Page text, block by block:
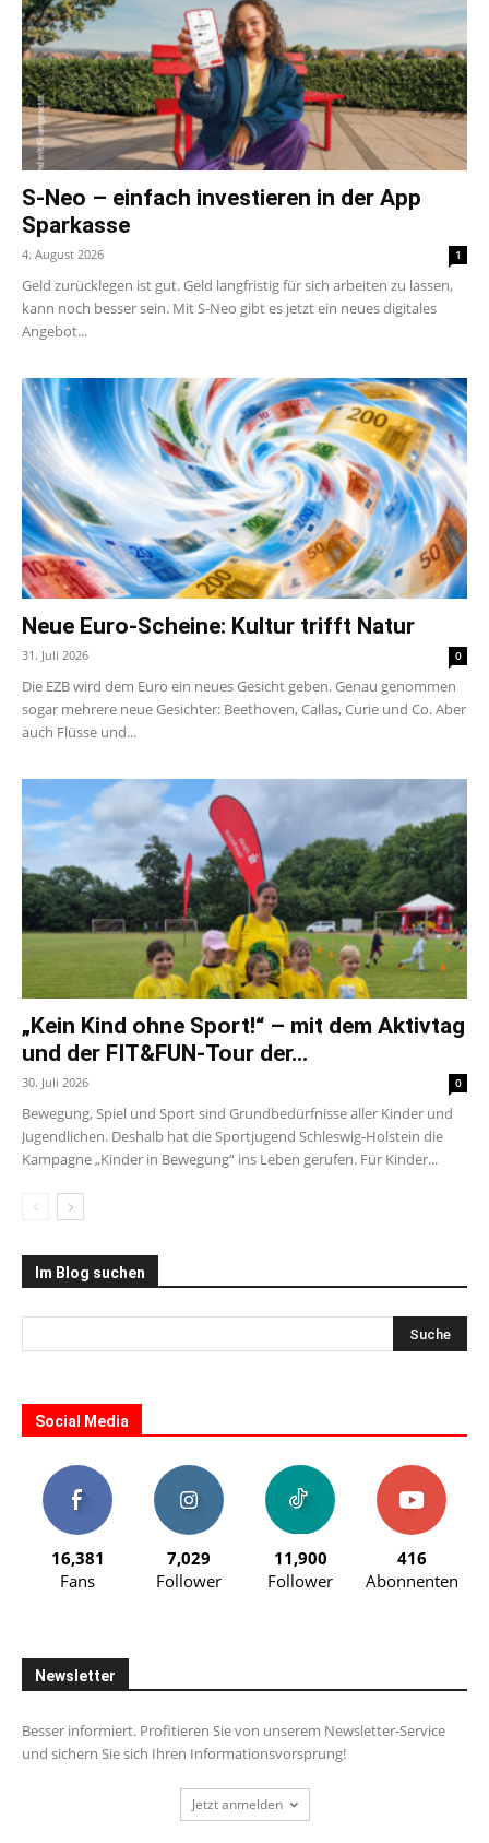
S-Neo – einfach investieren in der App
Sparkasse
4. August 2026 1
Geld zurücklegen ist gut. Geld langfristig für sich arbeiten zu lassen,
kann noch besser sein. Mit S-Neo gibt es jetzt ein neues digitales
Angebot...
Neue Euro-Scheine: Kultur trifft Natur
31. Juli 2026 0
Die EZB wird dem Euro ein neues Gesicht geben. Genau genommen
sogar mehrere neue Gesichter: Beethoven, Callas, Curie und Co. Aber
auch Flüsse und...
„Kein Kind ohne Sport!“ – mit dem Aktivtag
und der FIT&FUN-Tour der...
30. Juli 2026 0
Bewegung, Spiel und Sport sind Grundbedürfnisse aller Kinder und
Jugendlichen. Deshalb hat die Sportjugend Schleswig-Holstein die
Kampagne „Kinder in Bewegung“ ins Leben gerufen. Für Kinder...
Im Blog suchen
Social Media
16,381
Fans
7,029
Follower
11,900
Follower
416
Abonnenten
Newsletter
Besser informiert. Profitieren Sie von unserem Newsletter-Service
und sichern Sie sich Ihren Informationsvorsprung!
Jetzt anmelden